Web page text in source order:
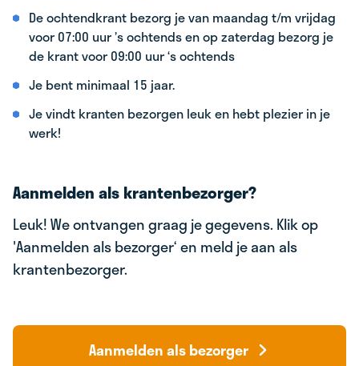
De ochtendkrant bezorg je van maandag t/m vrijdag
voor 07:00 uur ’s ochtends en op zaterdag bezorg je
de krant voor 09:00 uur ‘s ochtends
Je bent minimaal 15 jaar.
Je vindt kranten bezorgen leuk en hebt plezier in je
werk!
Aanmelden als krantenbezorger?
Leuk! We ontvangen graag je gegevens. Klik op
'Aanmelden als bezorger‘ en meld je aan als
krantenbezorger.
Aanmelden als bezorger